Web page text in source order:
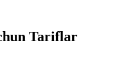
Tariflar